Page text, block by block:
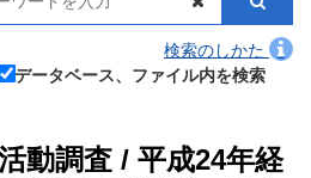
検索のしかた
データベース、ファイル内を検索
動調査 / 平成24年経